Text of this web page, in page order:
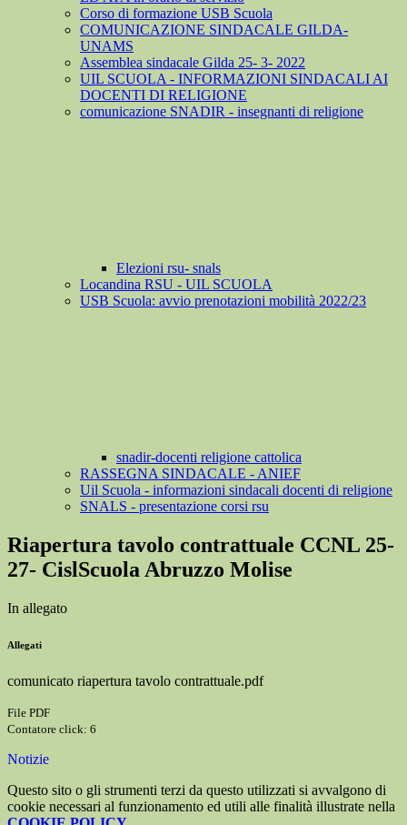
Corso di formazione USB Scuola
COMUNICAZIONE SINDACALE GILDA-
UNAMS
Assemblea sindacale Gilda 25- 3- 2022
UIL SCUOLA - INFORMAZIONI SINDACALI AI
DOCENTI DI RELIGIONE
comunicazione SNADIR - insegnanti di religione
Elezioni rsu- snals
Locandina RSU - UIL SCUOLA
USB Scuola: avvio prenotazioni mobilità 2022/23
snadir-docenti religione cattolica
RASSEGNA SINDACALE - ANIEF
Uil Scuola - informazioni sindacali docenti di religione
SNALS - presentazione corsi rsu
Riapertura tavolo contrattuale CCNL 25-
27- CislScuola Abruzzo Molise
In allegato
Allegati
comunicato riapertura tavolo contrattuale.pdf
File PDF
Contatore click: 6
Notizie
Questo sito o gli strumenti terzi da questo utilizzati si avvalgono di
cookie necessari al funzionamento ed utili alle finalità illustrate nella